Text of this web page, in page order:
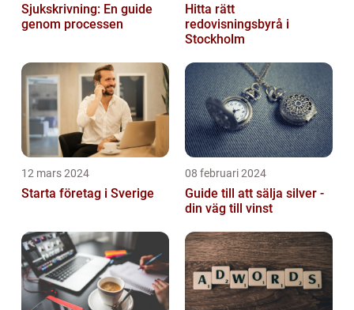
Sjukskrivning: En guide
genom processen
Hitta rätt
redovisningsbyrå i
Stockholm
12 mars 2024
Starta företag i Sverige
08 februari 2024
Guide till att sälja silver -
din väg till vinst